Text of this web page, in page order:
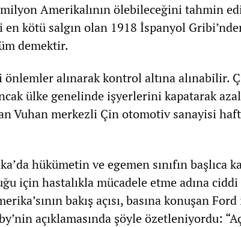
milyon Amerikalının ölebileceğini tahmin
kötü salgın olan 1918 İspanyol
demektir.
önlemler alınarak kontrol altına alınabilir.
ülke genelinde işyerlerini kapatarak
Vuhan merkezli Çin otomotiv sanayisi
hükümetin ve egemen sınıfın başlıca
için hastalıkla mücadele etme adına
bakış açısı, basına konuşan
açıklamasında şöyle özetleniyordu: